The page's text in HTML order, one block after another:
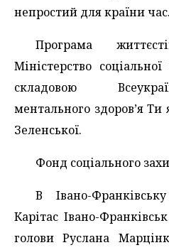
непростий для країни час.
Програма
Міністерство
складовою
ментального здоров’я
Зеленської.
Фонд соціального
В Івано-
Карітас Івано-
голови Руслана